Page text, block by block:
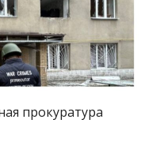
прокуратура